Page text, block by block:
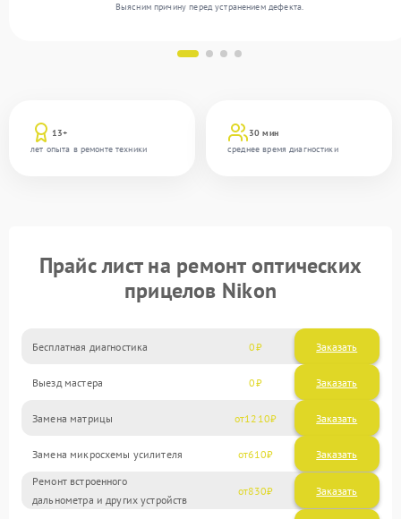
13+
лет опыта в ремонте техники
30 мин
среднее время диагностики
Выясним причину перед устранением дефекта.
Прайс лист на ремонт оптических
прицелов Nikon
Бесплатная диагностика 0 Заказать
Выезд мастера 0 Заказать
Замена матрицы 1210
Замена микросхемы усилителя 610
Ремонт встроенного
дальнометра и других устройств
830